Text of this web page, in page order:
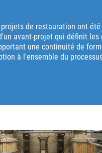
de restauration ont
avant-projet qui définit les
une continuité de
à l'ensemble du